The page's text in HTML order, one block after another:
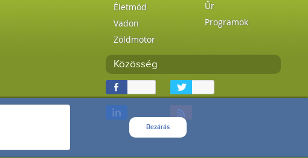
Bezárás
Életmód
Vadon
Zöldmotor
Űr
Programok
Közösség